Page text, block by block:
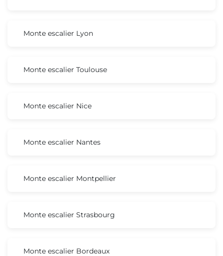
Monte escalier Lyon
Monte escalier Toulouse
Monte escalier Nice
Monte escalier Nantes
Monte escalier Montpellier
Monte escalier Strasbourg
Monte escalier Bordeaux